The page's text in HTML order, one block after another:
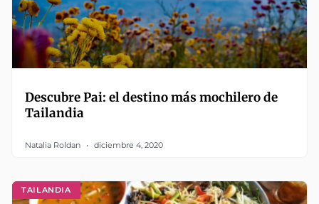
Descubre Pai: el destino más mochilero de
Tailandia
Natalia Roldan diciembre 4, 2020
TAILANDIA